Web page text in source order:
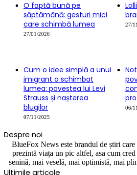
O faptă bună pe
săptămână: gesturi mici
care schimbă lumea
27/01/2026
27/
Cum o idee simplă a unui
imigrant a schimbat
lumea: povestea lui Levi
Strauss și nașterea
blugilor
07/11/2025
06/
Despre noi
BlueFox News este brandul de știri care
prezintă viața un pic altfel, asa cum
senină, mai veselă, mai optimistă, mai
Ultimile articole